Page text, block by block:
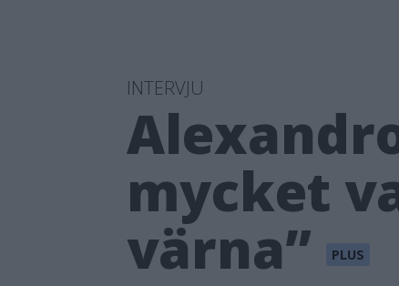
INTERVJU
mycket
värna”